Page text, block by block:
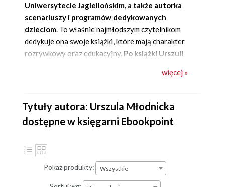
Uniwersytecie Jagiellońskim, a także autorka
scenariuszy i programów dedykowanych
dzieciom. To właśnie najmłodszym czytelnikom
dedykuje ona swoje książki, które mają charakter
rozrywkowy oraz edukacyjny. Po książki Urszuli
chcą wesprzeć swoje pociechy w kluczowych
wartości oraz kształcenie odporności psychicznej.
Jak dotąd największym sukcesem autorki jest książka
”Jesteś ważny, Pinku! Książka o poczuciu własnej
stworzona we współpracy z Agnieszką Waligórą.
Bohaterem jest Pink, czyli nieśmiały stworek
niepewny swoich myśli i uczuć oraz tego, czy są one…
więcej »
Tytuły autora: Urszula Młodnicka
dostępne w księgarni Ebookpoint
Pokaż produkty: Wszystkie